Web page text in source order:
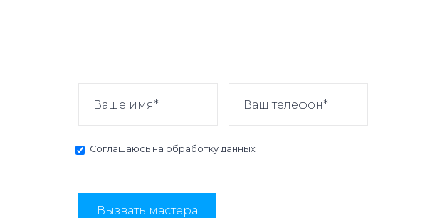
Соглашаюсь на обработку данных
Вызвать мастера